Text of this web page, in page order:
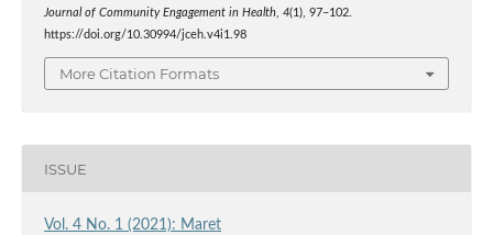
Journal of Community Engagement in Health, 4(1), 97–102.
https://doi.org/10.30994/jceh.v4i1.98
More Citation Formats
ISSUE
Vol. 4 No. 1 (2021): Maret